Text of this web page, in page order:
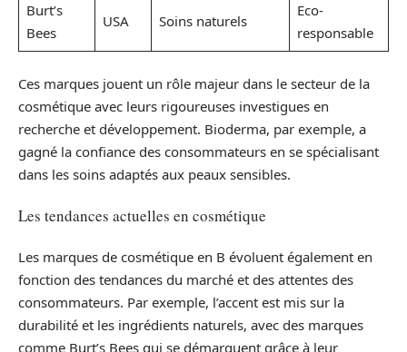
Burt’s
Bees
USA Soins naturels
Eco-
responsable
Ces marques jouent un rôle majeur dans le secteur de la
cosmétique avec leurs rigoureuses investigues en
recherche et développement. Bioderma, par exemple, a
gagné la confiance des consommateurs en se spécialisant
dans les soins adaptés aux peaux sensibles.
Les tendances actuelles en cosmétique
Les marques de cosmétique en B évoluent également en
fonction des tendances du marché et des attentes des
consommateurs. Par exemple, l’accent est mis sur la
durabilité et les ingrédients naturels, avec des marques
comme Burt’s Bees qui se démarquent grâce à leur